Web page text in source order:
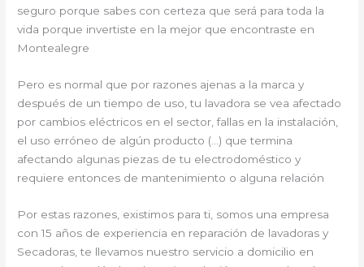
seguro porque sabes con certeza que será para toda la
vida porque invertiste en la mejor que encontraste en
Montealegre
Pero es normal que por razones ajenas a la marca y
después de un tiempo de uso, tu lavadora se vea afectado
por cambios eléctricos en el sector, fallas en la instalación,
el uso erróneo de algún producto (…) que termina
afectando algunas piezas de tu electrodoméstico y
requiere entonces de mantenimiento o alguna relación
Por estas razones, existimos para ti, somos una empresa
con 15 años de experiencia en reparación de lavadoras y
Secadoras, te llevamos nuestro servicio a domicilio en